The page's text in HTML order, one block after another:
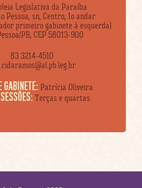
Legislativa da Paraíba
Pessoa, sn, Centro, 1o andar
primeiro gabinete à esquerda)
PB, CEP 58013-900
83 3214-4510
GABINETE: Patrícia Oliveira
Terças e quartas.